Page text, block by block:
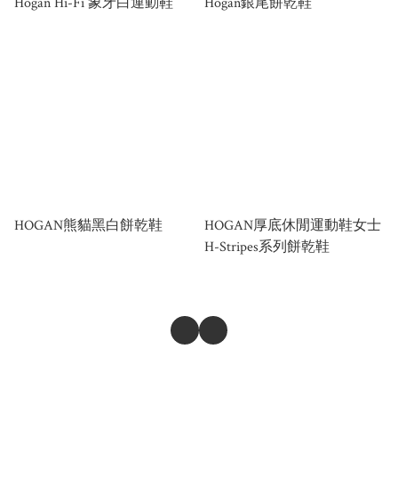
HOGAN熊貓黑白餅乾鞋
HOGAN厚底休閒運動鞋女士
H-Stripes系列餅乾鞋